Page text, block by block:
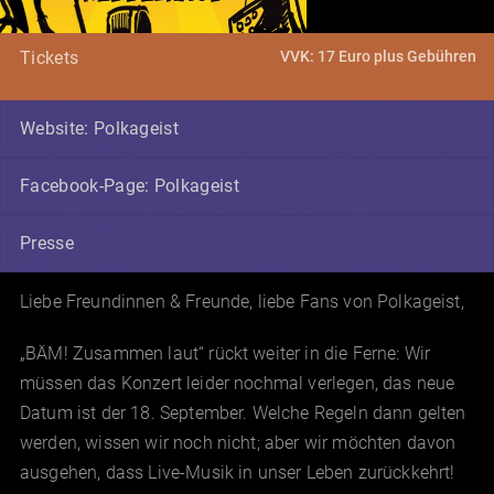
Tickets VVK: 17 Euro plus Gebühren
Website: Polkageist
Facebook-Page: Polkageist
Presse
Liebe Freundinnen & Freunde, liebe Fans von Polkageist,
„BÄM! Zusammen laut“ rückt weiter in die Ferne: Wir
müssen das Konzert leider nochmal verlegen, das neue
Datum ist der 18. September. Welche Regeln dann gelten
werden, wissen wir noch nicht; aber wir möchten davon
ausgehen, dass Live-Musik in unser Leben zurückkehrt!